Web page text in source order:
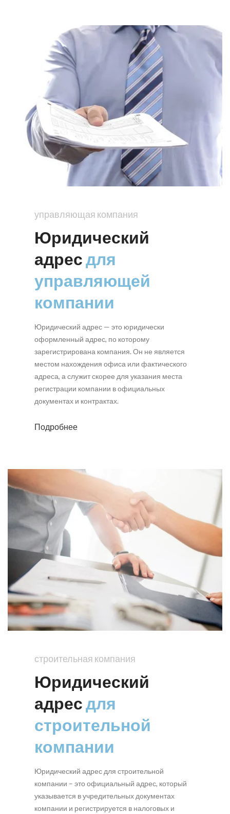
управляющая компания
Юридический
адресдля
управляющей
компании
Юридический адрес — это юридически
оформленный адрес, по которому
зарегистрирована компания. Он не является
местом нахождения офиса или фактического
адреса, а служит скорее для указания места
регистрации компании в официальных
документах и контрактах.
Подробнее
строительная компания
Юридический
адресдля
строительной
компании
Юридический адрес для строительной
компании – это официальный адрес, который
указывается в учредительных документах
компании и регистрируется в налоговых и